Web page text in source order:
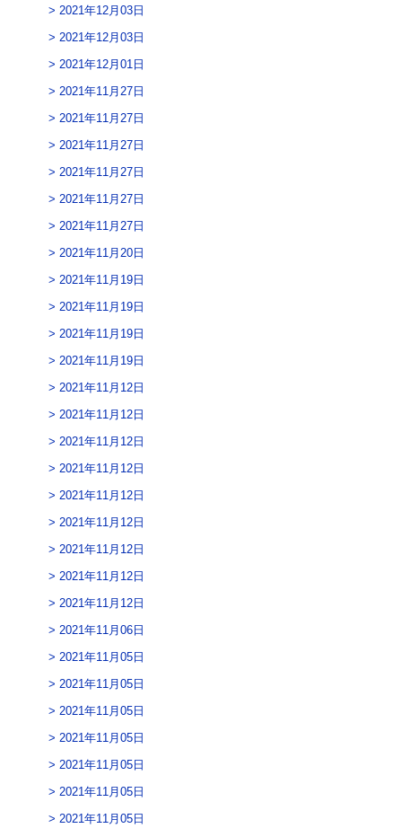
2021年12月03日
2021年12月03日
2021年12月01日
2021年11月27日
2021年11月27日
2021年11月27日
2021年11月27日
2021年11月27日
2021年11月27日
2021年11月20日
2021年11月19日
2021年11月19日
2021年11月19日
2021年11月19日
2021年11月12日
2021年11月12日
2021年11月12日
2021年11月12日
2021年11月12日
2021年11月12日
2021年11月12日
2021年11月12日
2021年11月12日
2021年11月06日
2021年11月05日
2021年11月05日
2021年11月05日
2021年11月05日
2021年11月05日
2021年11月05日
2021年11月05日